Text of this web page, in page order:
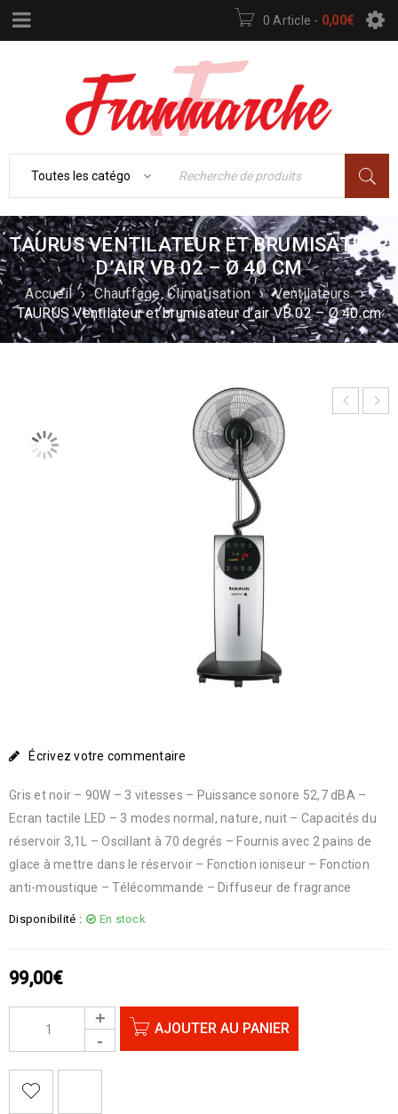
0 Article - 0,00€
TAURUS VENTILATEUR ET BRUMISATEUR
D’AIR VB 02 – Ø 40 CM
Accueil › Chauffage, Climatisation › Ventilateurs ›
TAURUS Ventilateur et brumisateur d’air VB 02 – Ø 40 cm
Écrivez votre commentaire
Gris et noir – 90W – 3 vitesses – Puissance sonore 52,7 dBA –
Ecran tactile LED – 3 modes normal, nature, nuit – Capacités du
réservoir 3,1L – Oscillant à 70 degrés – Fournis avec 2 pains de
glace à mettre dans le réservoir – Fonction ioniseur – Fonction
anti-moustique – Télécommande – Diffuseur de fragrance
Disponibilité : En stock
99,00€
AJOUTER AU PANIER